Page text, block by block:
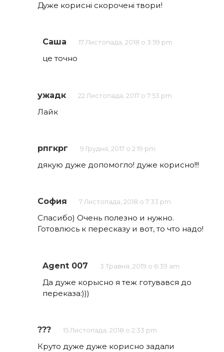
Дуже корисні скорочені твори!
Саша 17 Листопада, 2018 о 3:59 pm
це точно
ужадк 22 Листопада, 2017 о 7:53 pm
Лайк
рпгкрг 9 Грудня, 2017 о 2:19 pm
дякую дуже допомогло! дуже корисно!!!
София 7 Листопада, 2018 о 7:33 pm
Спасибо) Очень полезно и нужно.
Готовлюсь к пересказу и вот, то что надо!
Agent 007 3 Травня, 2019 о 6:39 am
Да дуже корысно я теж готувався до
переказа:)))
??? 15 Листопада, 2018 о 2:33 pm
Круто дуже дуже корисно задали